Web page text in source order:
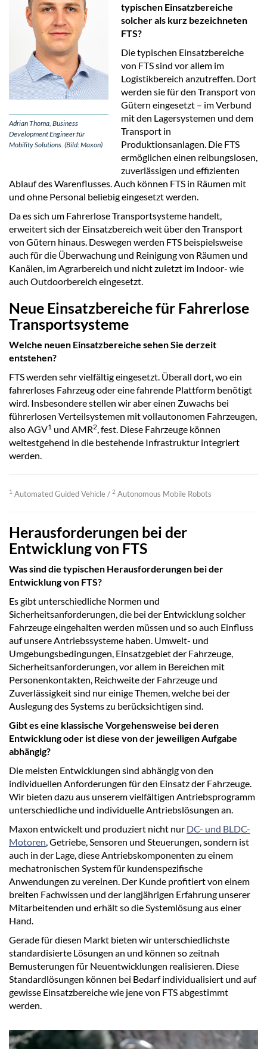
Adrian Thoma, Business
Development Engineer für
Mobility Solutions. (Bild: Maxon)
typischen Einsatzbereiche
solcher als kurz bezeichneten
FTS?
Die typischen Einsatzbereiche
von FTS sind vor allem im
Logistikbereich anzutreffen. Dort
werden sie für den Transport von
Gütern eingesetzt – im Verbund
mit den Lagersystemen und dem
Transport in
Produktionsanlagen. Die FTS
ermöglichen einen reibungslosen,
zuverlässigen und effizienten
Ablauf des Warenflusses. Auch können FTS in Räumen mit
und ohne Personal beliebig eingesetzt werden.
Da es sich um Fahrerlose Transportsysteme handelt,
erweitert sich der Einsatzbereich weit über den Transport
von Gütern hinaus. Deswegen werden FTS beispielsweise
auch für die Überwachung und Reinigung von Räumen und
Kanälen, im Agrarbereich und nicht zuletzt im Indoor- wie
auch Outdoorbereich eingesetzt.
Neue Einsatzbereiche für Fahrerlose
Transportsysteme
Welche neuen Einsatzbereiche sehen Sie derzeit
entstehen?
FTS werden sehr vielfältig eingesetzt. Überall dort, wo ein
fahrerloses Fahrzeug oder eine fahrende Plattform benötigt
wird. Insbesondere stellen wir aber einen Zuwachs bei
führerlosen Verteilsystemen mit vollautonomen Fahrzeugen,
also AGV1 und AMR2, fest. Diese Fahrzeuge können
weitestgehend in die bestehende Infrastruktur integriert
werden.
1 Automated Guided Vehicle / 2 Autonomous Mobile Robots
Herausforderungen bei der
Entwicklung von FTS
Was sind die typischen Herausforderungen bei der
Entwicklung von FTS?
Es gibt unterschiedliche Normen und
Sicherheitsanforderungen, die bei der Entwicklung solcher
Fahrzeuge eingehalten werden müssen und so auch Einfluss
auf unsere Antriebssysteme haben. Umwelt- und
Umgebungsbedingungen, Einsatzgebiet der Fahrzeuge,
Sicherheitsanforderungen, vor allem in Bereichen mit
Personenkontakten, Reichweite der Fahrzeuge und
Zuverlässigkeit sind nur einige Themen, welche bei der
Auslegung des Systems zu berücksichtigen sind.
Gibt es eine klassische Vorgehensweise bei deren
Entwicklung oder ist diese von der jeweiligen Aufgabe
abhängig?
Die meisten Entwicklungen sind abhängig von den
individuellen Anforderungen für den Einsatz der Fahrzeuge.
Wir bieten dazu aus unserem vielfältigen Antriebsprogramm
unterschiedliche und individuelle Antriebslösungen an.
Maxon entwickelt und produziert nicht nur DC- und BLDC-
Motoren, Getriebe, Sensoren und Steuerungen, sondern ist
auch in der Lage, diese Antriebskomponenten zu einem
mechatronischen System für kundenspezifische
Anwendungen zu vereinen. Der Kunde profitiert von einem
breiten Fachwissen und der langjährigen Erfahrung unserer
Mitarbeitenden und erhält so die Systemlösung aus einer
Hand.
Gerade für diesen Markt bieten wir unterschiedlichste
standardisierte Lösungen an und können so zeitnah
Bemusterungen für Neuentwicklungen realisieren. Diese
Standardlösungen können bei Bedarf individualisiert und auf
gewisse Einsatzbereiche wie jene von FTS abgestimmt
werden.